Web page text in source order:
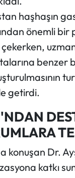
haşhaşın
önemli bir
çekerken,
benzer
getirdi.
konuşan Dr.
katkı